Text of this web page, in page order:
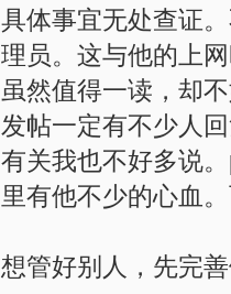
具体事宜无处查证
理员。这与他的上
虽然值得一读，却
发帖一定有不少人
有关我也不好多说
里有他不少的心血
想管好别人，先完善